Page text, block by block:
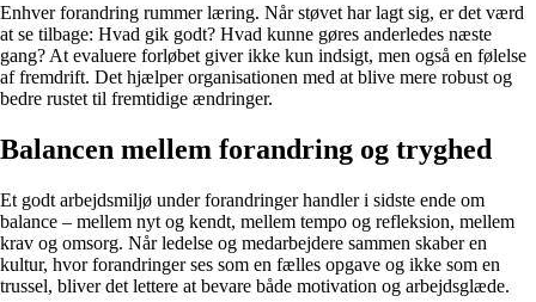
Enhver forandring rummer læring. Når støvet har lagt sig, er det værd
at se tilbage: Hvad gik godt? Hvad kunne gøres anderledes næste
gang? At evaluere forløbet giver ikke kun indsigt, men også en følelse
af fremdrift. Det hjælper organisationen med at blive mere robust og
bedre rustet til fremtidige ændringer.
Balancen mellem forandring og tryghed
Et godt arbejdsmiljø under forandringer handler i sidste ende om
balance – mellem nyt og kendt, mellem tempo og refleksion, mellem
krav og omsorg. Når ledelse og medarbejdere sammen skaber en
kultur, hvor forandringer ses som en fælles opgave og ikke som en
trussel, bliver det lettere at bevare både motivation og arbejdsglæde.